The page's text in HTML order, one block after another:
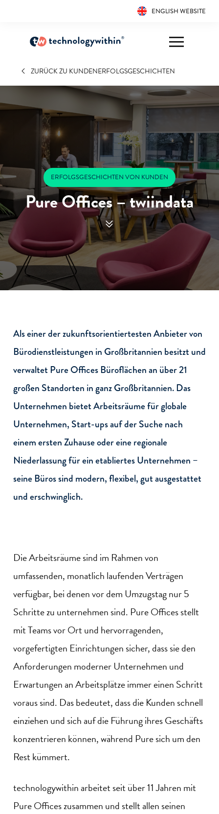
ENGLISH WEBSITE
ZURÜCK ZU KUNDENERFOLGSGESCHICHTEN
ERFOLGSGESCHICHTEN VON KUNDEN
Pure Offices – twiindata
Als einer der zukunftsorientiertesten Anbieter von
Bürodienstleistungen in Großbritannien besitzt und
verwaltet Pure Offices Büroflächen an über 21
großen Standorten in ganz Großbritannien. Das
Unternehmen bietet Arbeitsräume für globale
Unternehmen, Start-ups auf der Suche nach
einem ersten Zuhause oder eine regionale
Niederlassung für ein etabliertes Unternehmen –
seine Büros sind modern, flexibel, gut ausgestattet
und erschwinglich.
Die Arbeitsräume sind im Rahmen von
umfassenden, monatlich laufenden Verträgen
verfügbar, bei denen vor dem Umzugstag nur 5
Schritte zu unternehmen sind. Pure Offices stellt
mit Teams vor Ort und hervorragenden,
vorgefertigten Einrichtungen sicher, dass sie den
Anforderungen moderner Unternehmen und
Erwartungen an Arbeitsplätze immer einen Schritt
voraus sind. Das bedeutet, dass die Kunden schnell
einziehen und sich auf die Führung ihres Geschäfts
konzentrieren können, während Pure sich um den
Rest kümmert.
technologywithinarbeitet seit über 11 Jahren mit
Pure Offices zusammen und stellt allen seinen